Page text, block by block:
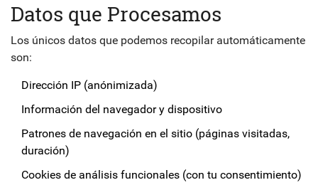
Datos que Procesamos
Los únicos datos que podemos recopilar automáticamente
son:
Dirección IP (anónimizada)
Información del navegador y dispositivo
Patrones de navegación en el sitio (páginas visitadas,
duración)
Cookies de análisis funcionales (con tu consentimiento)